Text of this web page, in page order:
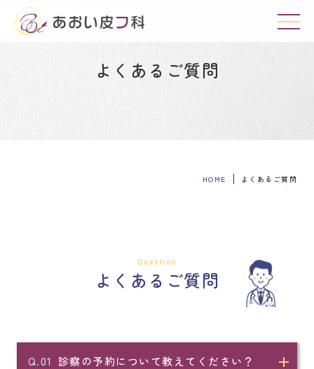
よくあるご質問
HOME よくあるご質問
Question
よくあるご質問
Q.01 診察の予約について教えてください？